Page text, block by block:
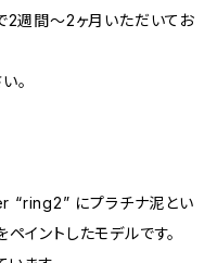
2週間〜2ヶ月いただいてお
。
“ring2” にプラチナ泥とい
イントしたモデルです。